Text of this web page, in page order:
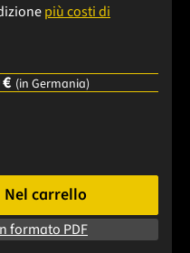
più costi di
(in Germania)
la quantità desiderata o
Nel carrello
formato PDF